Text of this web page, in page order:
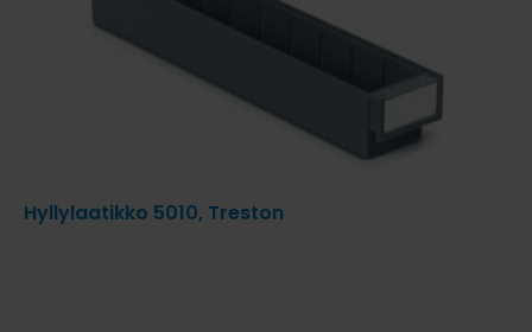
Hyllylaatikko 5010, Treston